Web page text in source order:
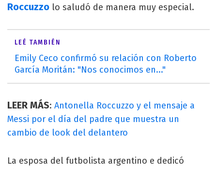
Roccuzzo lo saludó de manera muy especial.
LEÉ TAMBIÉN
Emily Ceco confirmó su relación con Roberto
García Moritán: "Nos conocimos en..."
LEER MÁS: Antonella Roccuzzo y el mensaje a
Messi por el día del padre que muestra un
cambio de look del delantero
La esposa del futbolista argentino e dedicó